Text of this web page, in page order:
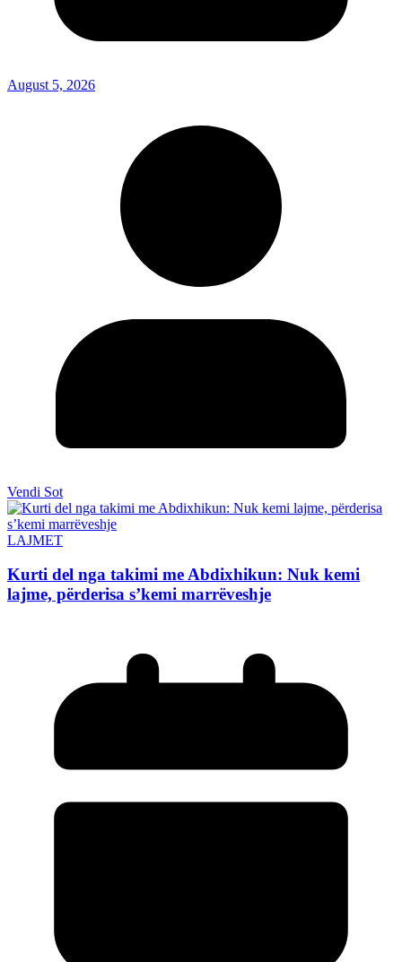
August 5, 2026
Vendi Sot
LAJMET
Kurti del nga takimi me Abdixhikun: Nuk kemi
lajme, përderisa s’kemi marrëveshje